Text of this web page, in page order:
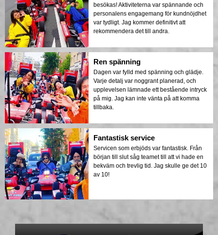
besökas! Aktiviteterna var spännande och
personalens engagemang för kundnöjdhet
var tydligt. Jag kommer definitivt att
rekommendera det till andra.
Ren spänning
Dagen var fylld med spänning och glädje.
Varje detalj var noggrant planerad, och
upplevelsen lämnade ett bestående intryck
på mig. Jag kan inte vänta på att komma
tillbaka.
Fantastisk service
Servicen som erbjöds var fantastisk. Från
början till slut såg teamet till att vi hade en
bekväm och trevlig tid. Jag skulle ge det 10
av 10!